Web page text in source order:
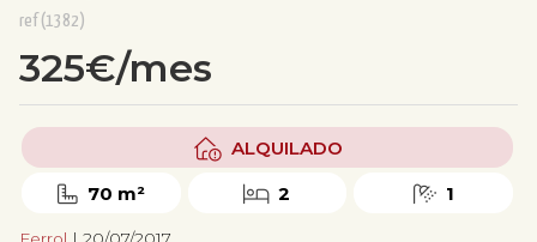
ref(1382)
325€/mes
ALQUILADO
70 m² 2 1
Ferrol | 20/07/2017